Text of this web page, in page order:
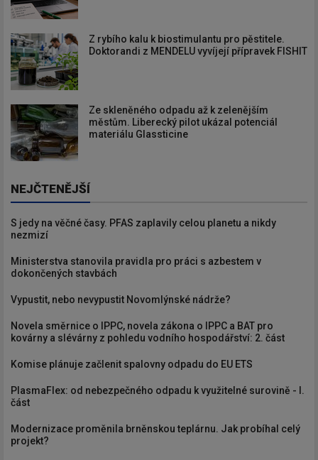
Z rybího kalu k biostimulantu pro pěstitele.
Doktorandi z MENDELU vyvíjejí přípravek FISHIT
Ze skleněného odpadu až k zelenějším
městům. Liberecký pilot ukázal potenciál
materiálu Glassticine
NEJČTENĚJŠÍ
S jedy na věčné časy. PFAS zaplavily celou planetu a nikdy
nezmizí
Ministerstva stanovila pravidla pro práci s azbestem v
dokončených stavbách
Vypustit, nebo nevypustit Novomlýnské nádrže?
Novela směrnice o IPPC, novela zákona o IPPC a BAT pro
kovárny a slévárny z pohledu vodního hospodářství: 2. část
Komise plánuje začlenit spalovny odpadu do EU ETS
PlasmaFlex: od nebezpečného odpadu k využitelné surovině - I.
část
Modernizace proměnila brněnskou teplárnu. Jak probíhal celý
projekt?